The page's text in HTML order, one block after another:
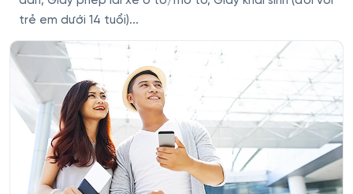
trẻ em dưới 14 tuổi)...